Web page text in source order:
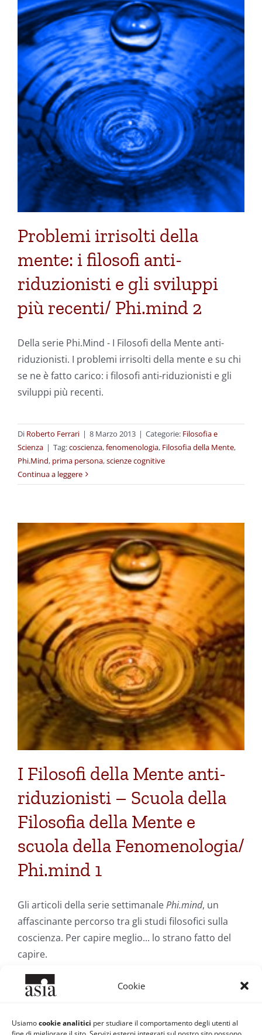
Cookie
Usiamocookie analitici per studiare il comportamento degli utenti al
Problemi irrisolti della
mente: i filosofi anti-
riduzionisti e gli sviluppi
più recenti/ Phi.mind 2
Della serie Phi.Mind - I Filosofi della Mente anti-
riduzionisti. I problemi irrisolti della mente e su chi
se ne è fatto carico: i filosofi anti-riduzionisti e gli
sviluppi più recenti.
Di Roberto Ferrari | 8 Marzo 2013 | Categorie: Filosofia e
Scienza | Tag:coscienza,fenomenologia, Filosofia della Mente,
Phi.Mind, prima persona,scienze cognitive
Continua a leggere
I Filosofi della Mente anti-
riduzionisti – Scuola della
Filosofia della Mente e
scuola della Fenomenologia/
Phi.mind 1
Gli articoli della serie settimanalePhi.mind, un
affascinante percorso tra gli studi filosofici sulla
coscienza. Per capire meglio... lo strano fatto del
capire.
DiRoberto Ferrari
Phi.Mind,prima persona,scienze cognitive